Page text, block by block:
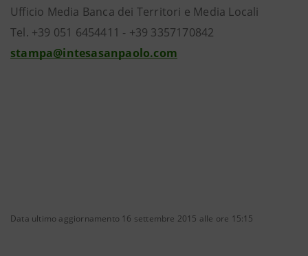
Ufficio Media Banca dei Territori e Media Locali
Tel. +39 051 6454411 - +39 3357170842
stampa@intesasanpaolo.com
Data ultimo aggiornamento 16 settembre 2015 alle ore 15:15